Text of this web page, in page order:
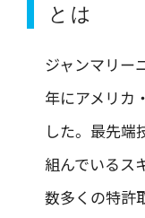
とは
ジャンマリー
年にアメリカ
した。最先端
組んでいるス
数多くの特許